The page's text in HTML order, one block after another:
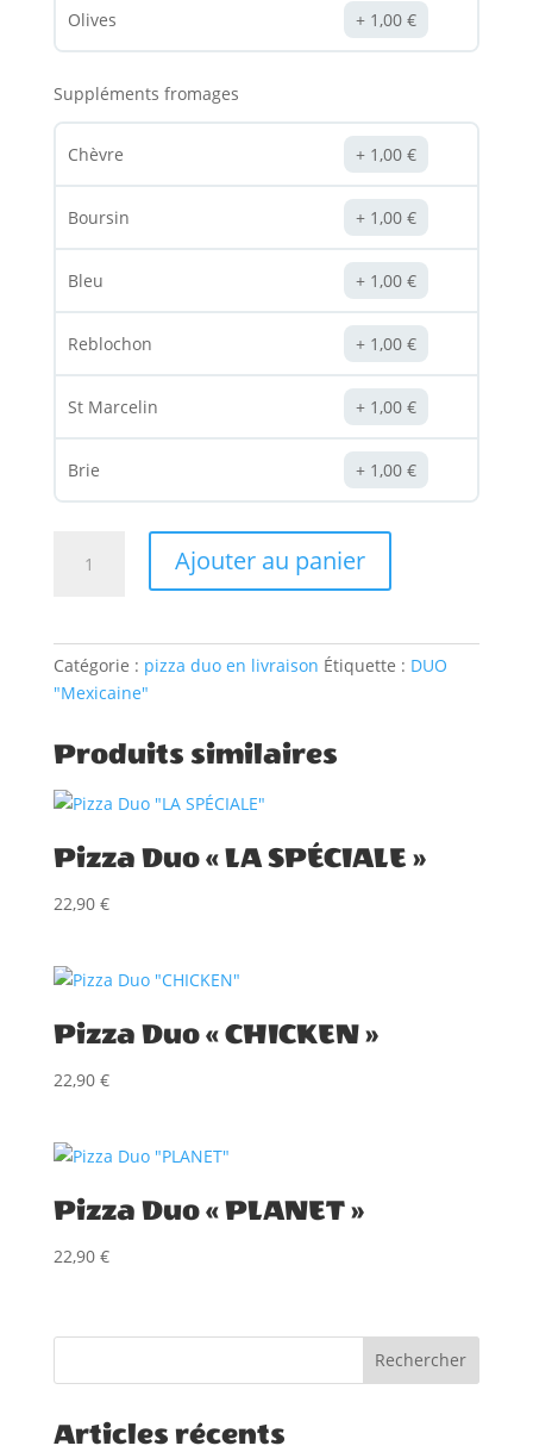
Olives 1,00€
Suppléments fromages
Chèvre 1,00€
Boursin 1,00€
Bleu 1,00€
Reblochon 1,00€
St Marcelin 1,00€
Brie 1,00€
"MEXICAINE"
Ajouter au panier
Catégorie : pizza duo en livraison Étiquette : DUO
"Mexicaine"
Produits similaires
Pizza Duo « LA SPÉCIALE »
22,90 €
Pizza Duo « CHICKEN »
22,90 €
Pizza Duo « PLANET »
22,90 €
Rechercher
Articles récents